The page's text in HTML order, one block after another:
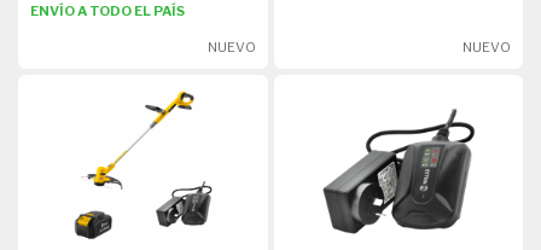
ENVÍO A TODO EL PAÍS
NUEVO NUEVO